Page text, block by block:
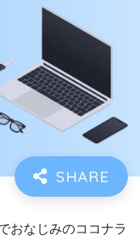
おなじみのココナラ